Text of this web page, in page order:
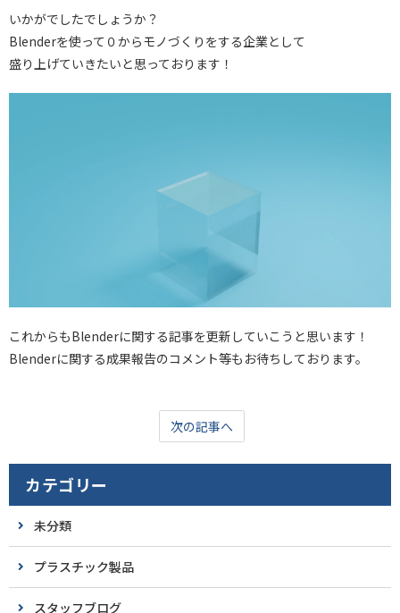
いかがでしたでしょうか？
Blenderを使って０からモノづくりをする企業として
盛り上げていきたいと思っております！
これからもBlenderに関する記事を更新していこうと思います！
Blenderに関する成果報告のコメント等もお待ちしております。
次の記事へ
カテゴリー
未分類
プラスチック製品
スタッフブログ